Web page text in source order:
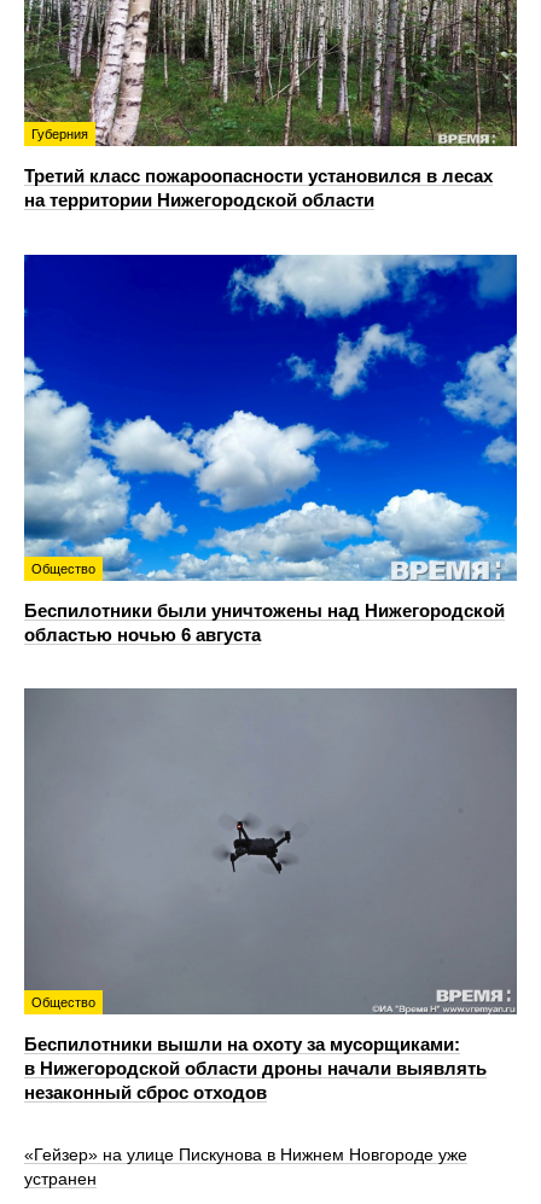
Губерния
Третий класс пожароопасности установился в лесах
на территории Нижегородской области
Общество
Беспилотники были уничтожены над Нижегородской
областью ночью 6 августа
Общество
Беспилотники вышли на охоту за мусорщиками:
в Нижегородской области дроны начали выявлять
незаконный сброс отходов
«Гейзер» на улице Пискунова в Нижнем Новгороде уже
устранен